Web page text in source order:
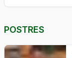
POSTRES